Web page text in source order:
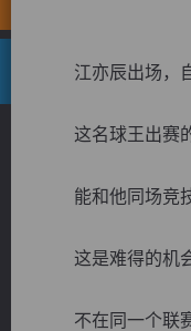
江亦辰出场，自
这名球王出赛的
能和他同场竞技
这是难得的机会
不在同一个联赛